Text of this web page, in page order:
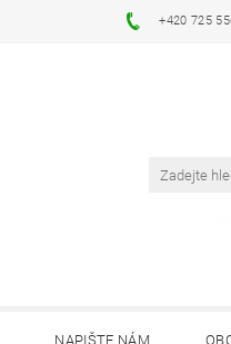
+420 725
NAPIŠTE NÁM